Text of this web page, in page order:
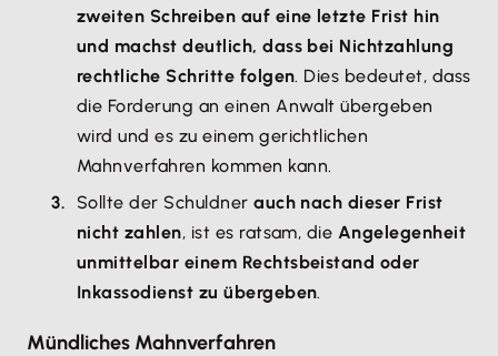
zweiten Schreiben auf eine letzte Frist hin
und machst deutlich, dass bei Nichtzahlung
rechtliche Schritte folgen. Dies bedeutet, dass
die Forderung an einen Anwalt übergeben
wird und es zu einem gerichtlichen
Mahnverfahren kommen kann.
Sollte der Schuldnerauch nach dieser Frist
nicht zahlen, ist es ratsam, die Angelegenheit
unmittelbar einem Rechtsbeistand oder
Inkassodienst zu übergeben.
Mündliches Mahnverfahren